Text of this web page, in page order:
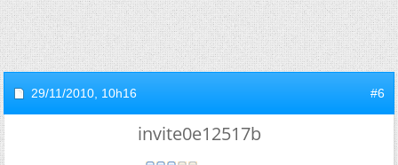
29/11/2010, 10h16 #6
invite0e12517b